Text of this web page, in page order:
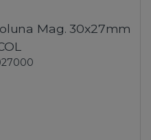
Mag. 30x27mm